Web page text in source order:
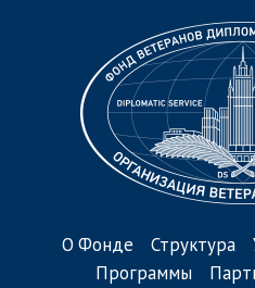
О Фонде Структура
Программы